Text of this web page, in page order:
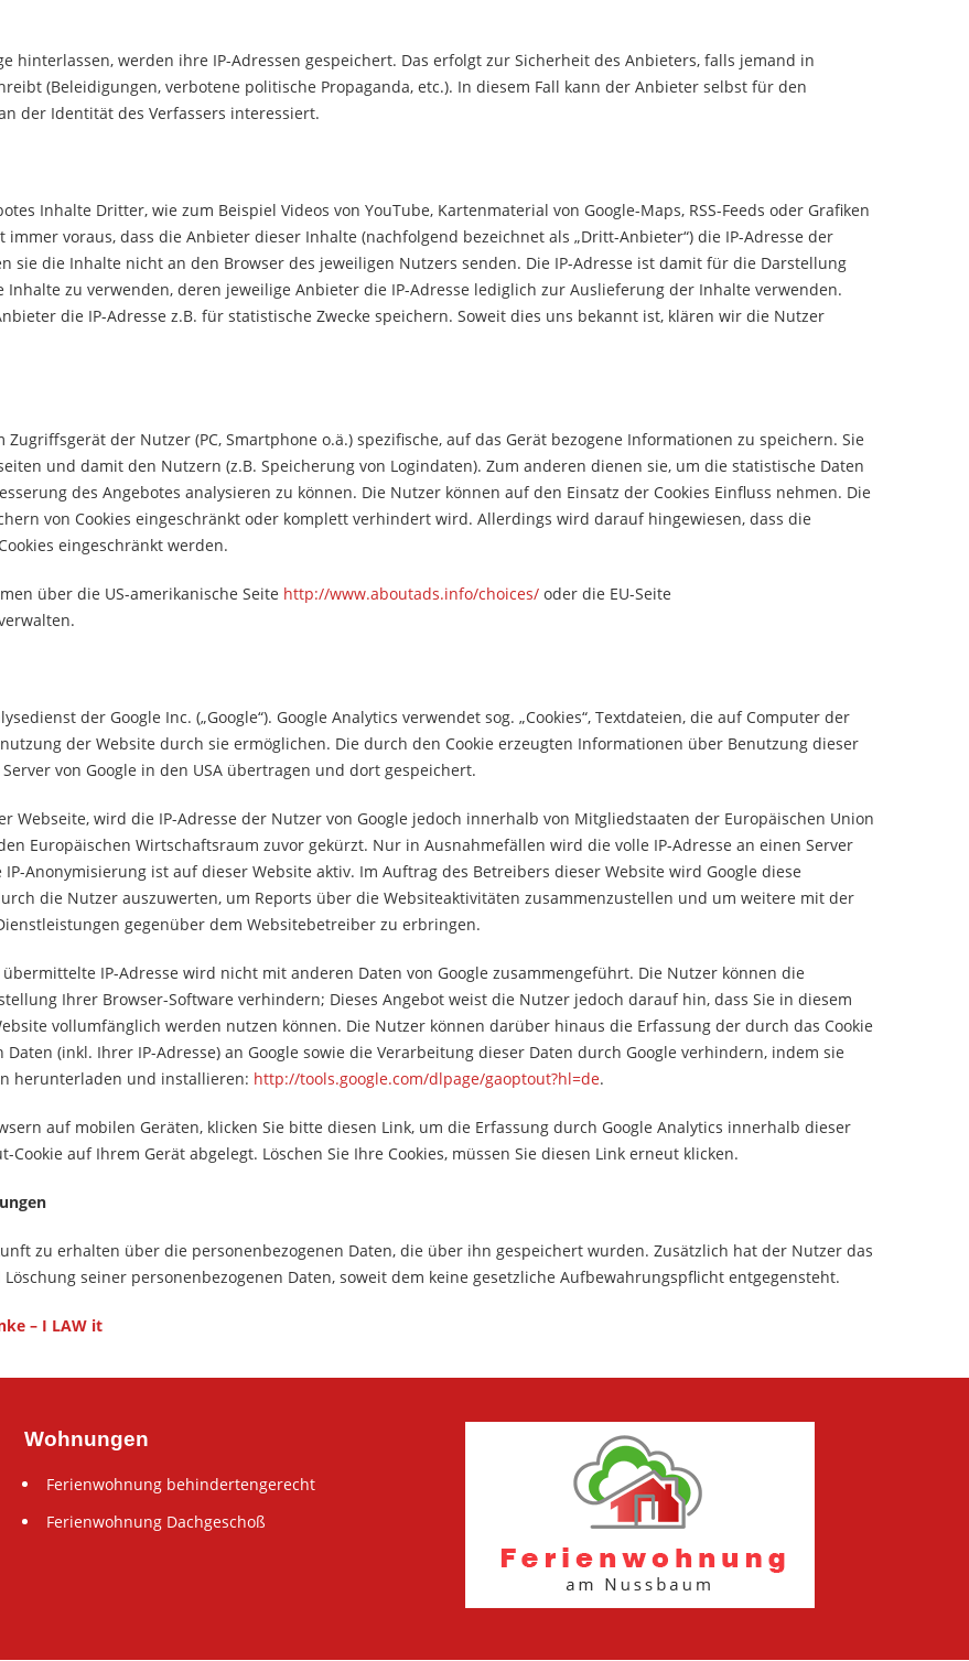
hinterlassen, werden ihre IP-Adressen gespeichert. Das erfolgt zur Sicherheit des Anbieters, falls jemand in
(Beleidigungen, verbotene politische Propaganda, etc.). In diesem Fall kann der Anbieter selbst für den
der Identität des Verfassers interessiert.
Inhalte Dritter, wie zum Beispiel Videos von YouTube, Kartenmaterial von Google-Maps, RSS-Feeds oder Grafiken
voraus, dass die Anbieter dieser Inhalte (nachfolgend bezeichnet als „Dritt-Anbieter“) die IP-Adresse der
sie die Inhalte nicht an den Browser des jeweiligen Nutzers senden. Die IP-Adresse ist damit für die Darstellung
zu verwenden, deren jeweilige Anbieter die IP-Adresse lediglich zur Auslieferung der Inhalte verwenden.
die IP-Adresse z.B. für statistische Zwecke speichern. Soweit dies uns bekannt ist, klären wir die Nutzer
der Nutzer (PC, Smartphone o.ä.) spezifische, auf das Gerät bezogene Informationen zu speichern. Sie
und damit den Nutzern (z.B. Speicherung von Logindaten). Zum anderen dienen sie, um die statistische Daten
des Angebotes analysieren zu können. Die Nutzer können auf den Einsatz der Cookies Einfluss nehmen. Die
von Cookies eingeschränkt oder komplett verhindert wird. Allerdings wird darauf hingewiesen, dass die
eingeschränkt werden.
über die US-amerikanische Seite http://www.aboutads.info/choices/oder die EU-Seite
der Google Inc. („Google“). Google Analytics verwendet sog. „Cookies“, Textdateien, die auf Computer der
der Website durch sie ermöglichen. Die durch den Cookie erzeugten Informationen über Benutzung dieser
von Google in den USA übertragen und dort gespeichert.
Webseite, wird die IP-Adresse der Nutzer von Google jedoch innerhalb von Mitgliedstaaten der Europäischen Union
Europäischen Wirtschaftsraum zuvor gekürzt. Nur in Ausnahmefällen wird die volle IP-Adresse an einen Server
Anonymisierung ist auf dieser Website aktiv. Im Auftrag des Betreibers dieser Website wird Google diese
die Nutzer auszuwerten, um Reports über die Websiteaktivitäten zusammenzustellen und um weitere mit der
gegenüber dem Websitebetreiber zu erbringen.
IP-Adresse wird nicht mit anderen Daten von Google zusammengeführt. Die Nutzer können die
Ihrer Browser-Software verhindern; Dieses Angebot weist die Nutzer jedoch darauf hin, dass Sie in diesem
vollumfänglich werden nutzen können. Die Nutzer können darüber hinaus die Erfassung der durch das Cookie
(inkl. Ihrer IP-Adresse) an Google sowie die Verarbeitung dieser Daten durch Google verhindern, indem sie
herunterladen und installieren: http://tools.google.com/dlpage/gaoptout?hl=de.
auf mobilen Geräten, klicken Sie bitte diesen Link, um die Erfassung durch Google Analytics innerhalb dieser
auf Ihrem Gerät abgelegt. Löschen Sie Ihre Cookies, müssen Sie diesen Link erneut klicken.
zu erhalten über die personenbezogenen Daten, die über ihn gespeichert wurden. Zusätzlich hat der Nutzer das
seiner personenbezogenen Daten, soweit dem keine gesetzliche Aufbewahrungspflicht entgegensteht.
– I LAW it
Wohnungen
Ferienwohnung behindertengerecht
Ferienwohnung Dachgeschoß